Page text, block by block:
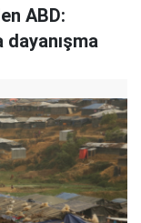
ABD: